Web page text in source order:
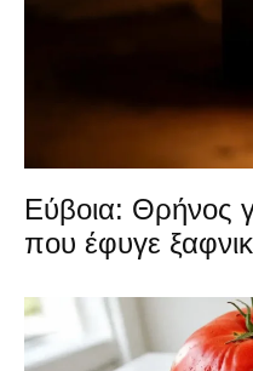
Εύβοια: Θρήνος
που έφυγε